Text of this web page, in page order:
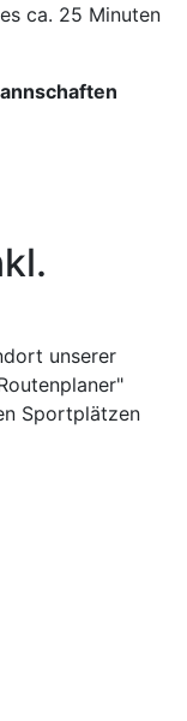
ca. 25 Minuten
unserer
Sportplätzen